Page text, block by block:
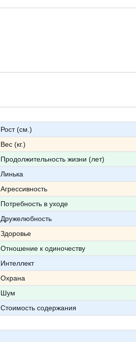
Рост (см.)
Вес (кг.)
Продолжительность жизни (лет)
Линька
Агрессивность
Потребность в уходе
Дружелюбность
Здоровье
Отношение к одиночеству
Интеллект
Охрана
Шум
Стоимость содержания